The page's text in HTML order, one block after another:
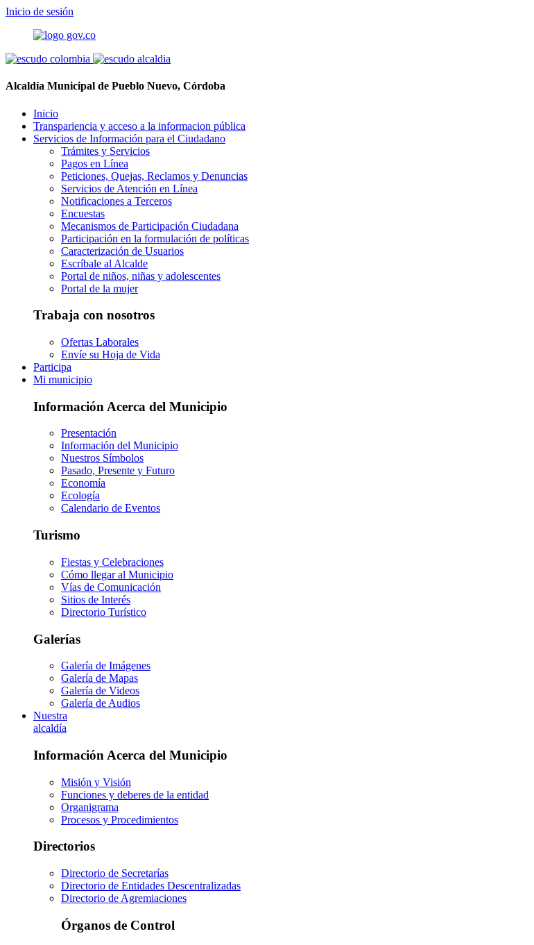
Inicio de sesión
Alcaldía Municipal de Pueblo Nuevo, Córdoba
Inicio
Transpariencia y acceso a la informacion pública
Servicios de Información para el Ciudadano
Trámites y Servicios
Pagos en Línea
Peticiones, Quejas, Reclamos y Denuncias
Servicios de Atención en Línea
Notificaciones a Terceros
Encuestas
Mecanismos de Participación Ciudadana
Participación en la formulación de políticas
Caracterización de Usuarios
Escríbale al Alcalde
Portal de niños, niñas y adolescentes
Portal de la mujer
Trabaja con nosotros
Ofertas Laborales
Envíe su Hoja de Vida
Participa
Mi municipio
Información Acerca del Municipio
Presentación
Información del Municipio
Nuestros Símbolos
Pasado, Presente y Futuro
Economía
Ecología
Calendario de Eventos
Turismo
Fiestas y Celebraciones
Cómo llegar al Municipio
Vías de Comunicación
Sitios de Interés
Directorio Turístico
Galerías
Galería de Imágenes
Galería de Mapas
Galería de Videos
Galería de Audios
Nuestra
alcaldía
Información Acerca del Municipio
Misión y Visión
Funciones y deberes de la entidad
Organigrama
Procesos y Procedimientos
Directorios
Directorio de Secretarías
Directorio de Entidades Descentralizadas
Directorio de Agremiaciones
Órganos de Control